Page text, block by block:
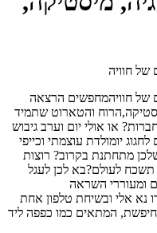
של חוויה
של חוויהמחפשים הרצאה
והטארוט שתמיד
או אולי יום וערב גיבוש
יומולדת עוצמתי וכייפי
מתחתנת בקרוב? רוצות
לעולם?בא לכן לעגל
ומעוררי השראה
נא אלי ובשיחת טלפון אחת
המתאים כמו כפפה ליד